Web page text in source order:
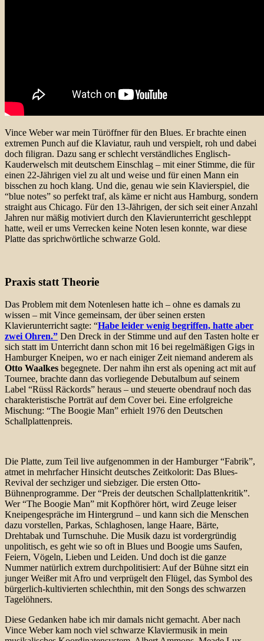
Vince Weber war mein Türöffner für den Blues. Er brachte einen
extremen Punch auf die Klaviatur, rauh und verspielt, roh und dabei
doch filigran. Dazu sang er schlecht verständliches Englisch-
Kauderwelsch mit deutschem Einschlag – mit einer Stimme, die für
einen 22-Jährigen viel zu alt und weise und für einen Mann ein
bisschen zu hoch klang. Und die, genau wie sein Klavierspiel, die
“blue notes” so perfekt traf, als käme er nicht aus Hamburg, sondern
straight aus Chicago. Für den 13-Jährigen, der sich seit einer Anzahl
Jahren nur mäßig motiviert durch den Klavierunterricht geschleppt
hatte, weil er ums Verrecken keine Noten lesen konnte, war diese
Platte das sprichwörtliche schwarze Gold.
Praxis statt Theorie
Das Problem mit dem Notenlesen hatte ich – ohne es damals zu
wissen – mit Vince gemeinsam, der über seinen ersten
Klavierunterricht sagte: “Habe leider wenig begriffen, hatte aber
zwei Ohren.” Den Dreck in der Stimme und auf den Tasten holte er
sich statt im Unterricht dann schon mit 16 bei regelmäßigen Gigs in
Hamburger Kneipen, wo er nach einiger Zeit niemand anderem als
Otto Waalkes begegnete. Der nahm ihn erst als opening act mit auf
Tournee, brachte dann das vorliegende Debutalbum auf seinem
Label “Rüssl Räckords” heraus – und steuerte obendrauf noch das
charakteristische Porträt auf dem Cover bei. Eine erfolgreiche
Mischung: “The Boogie Man” erhielt 1976 den Deutschen
Schallplattenpreis.
Die Platte, zum Teil live aufgenommen in der Hamburger “Fabrik”,
atmet in mehrfacher Hinsicht deutsches Zeitkolorit: Das Blues-
Revival der sechziger und siebziger. Die ersten Otto-
Bühnenprogramme. Der “Preis der deutschen Schallplattenkritik”.
Wer “The Boogie Man” mit Kopfhörer hört, wird Zeuge leiser
Kneipengespräche im Hintergrund – und kann sich die Menschen
dazu vorstellen, Parkas, Schlaghosen, lange Haare, Bärte,
Drehtabak und Turnschuhe. Die Musik dazu ist vordergründig
unpolitisch, es geht wie so oft in Blues und Boogie ums Saufen,
Feiern, Vögeln, Lieben und Leiden. Und doch ist die ganze
Nummer natürlich extrem durchpolitisiert: Auf der Bühne sitzt ein
junger Weißer mit Afro und verprügelt den Flügel, das Symbol des
bürgerlich-kultivierten schlechthin, mit den Songs des schwarzen
Tagelöhners.
Diese Gedanken habe ich mir damals nicht gemacht. Aber nach
Vince Weber kam noch viel schwarze Klaviermusik in mein